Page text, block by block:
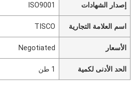
إصدار الشهادات ISO9001
اسم العلامة التجارية TISCO
الأسعار Negotiated
الحد الأدنى لكمية 1 طن